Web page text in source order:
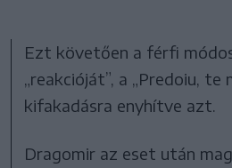
Ezt követően a férfi
„reakcióját”, a „Predoiu, te
kifakadásra enyhítve azt.
Dragomir az eset után